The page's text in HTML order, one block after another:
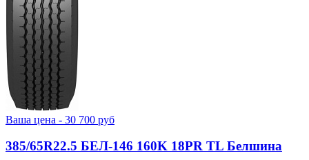
Ваша цена - 30 700 руб
385/65R22.5 БЕЛ-146 160K 18PR TL Белшина